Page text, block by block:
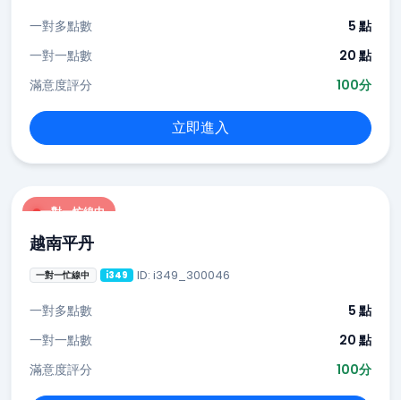
一對多點數
5 點
一對一點數
20 點
滿意度評分
100分
立即進入
一對一忙線中
越南平丹
一對一忙線中 i349 ID: i349_300046
一對多點數
5 點
一對一點數
20 點
滿意度評分
100分